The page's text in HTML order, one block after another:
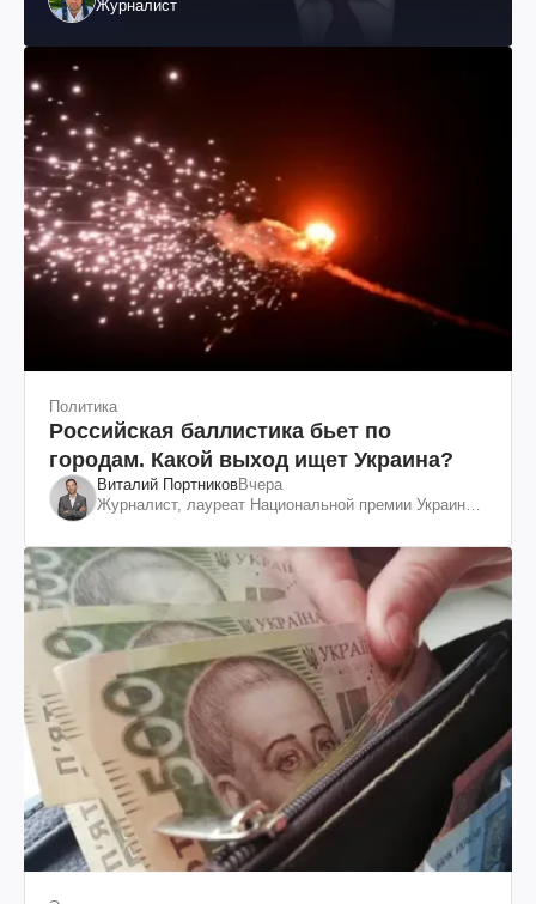
Журналист
Политика
Российская баллистика бьет по
городам. Какой выход ищет Украина?
Виталий ПортниковВчера
Журналист, лауреат Национальной премии Украины